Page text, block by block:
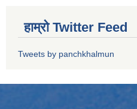
हाम्रो Twitter Feed
Tweets by panchkhalmun